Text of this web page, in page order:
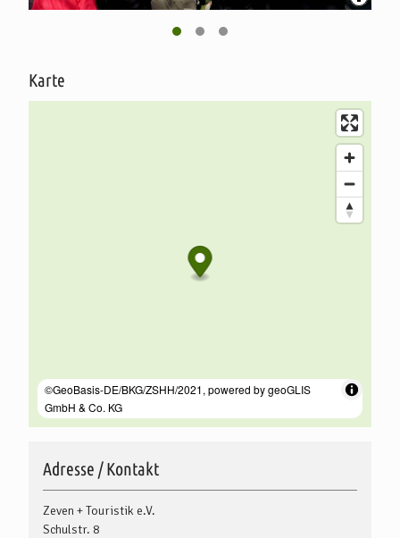
Karte
Adresse / Kontakt
Zeven + Touristik e.V.
Schulstr. 8